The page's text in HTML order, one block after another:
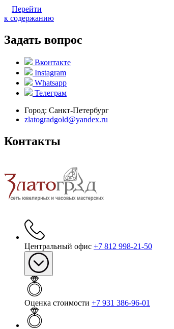
Перейти
к содержанию
Задать вопрос
Вконтакте
Instagram
Whatsapp
Телеграм
Город: Санкт-Петербург
zlatogradgold@yandex.ru
Контакты
Центральный офис +7 812 998-21-50
Оценка стоимости +7 931 386-96-01